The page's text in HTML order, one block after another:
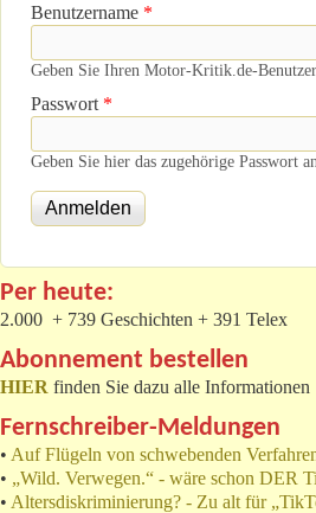
Benutzername *
Geben Sie Ihren Motor-Kritik.de-
Passwort *
Geben Sie hier das zugehörige Passwort an.
Per heute:
2.000 + 739 Geschichten + 391 Telex
Abonnement bestellen
HIER finden Sie dazu alle Informationen
Fernschreiber-Meldungen
• Auf Flügeln von schwebenden
• „Wild. Verwegen.“ - wäre schon DER
• Altersdiskriminierung? - Zu alt für